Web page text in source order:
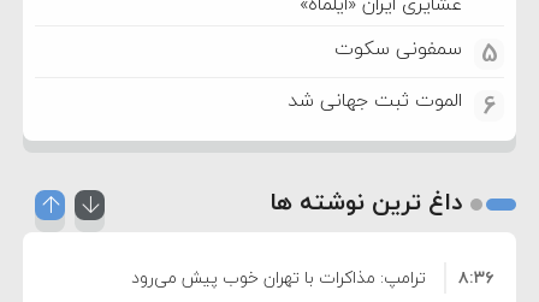
5 سمفونی سکوت
6 الموت ثبت جهانی شد
داغ ترین نوشته ها
ترامپ: مذاکرات با تهران خوب پیش می‌رود
۸:۳۶